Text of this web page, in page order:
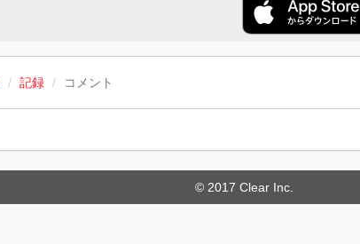
記録 コメント
© 2017 Clear Inc.